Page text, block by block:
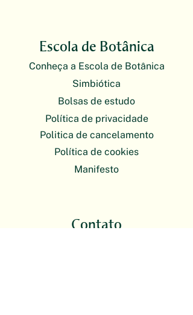
Escola de Botânica
Conheça a Escola de Botânica
Simbiótica
Bolsas de estudo
Política de privacidade
Politica de cancelamento
Política de cookies
Manifesto
Contato